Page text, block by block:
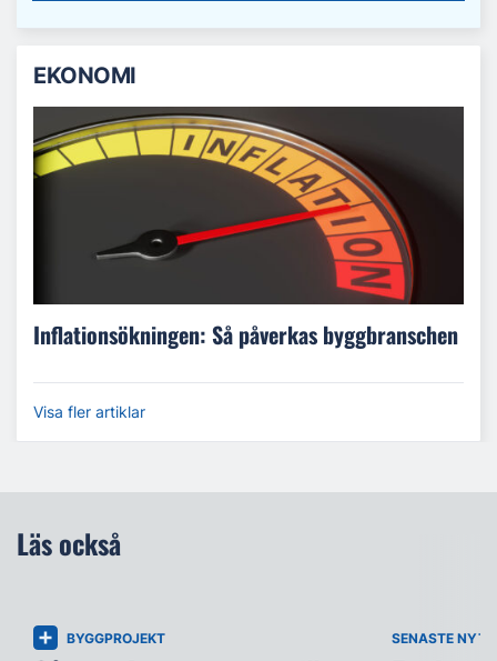
EKONOMI
Inflationsökningen: Så påverkas byggbranschen
Visa fler artiklar
Läs också
BYGGPROJEKT SENASTE NYTT